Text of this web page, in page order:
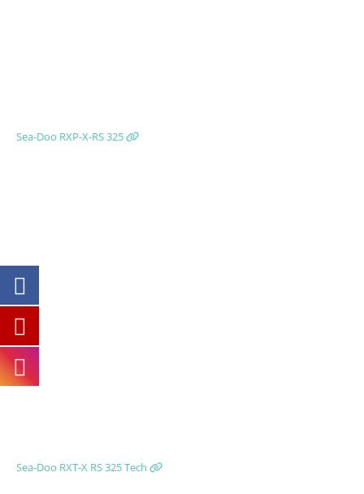
Sea-Doo RXP-X-RS 325
Sea-Doo RXT-X RS 325 Tech